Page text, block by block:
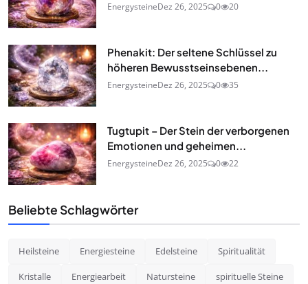
EnergysteineDez 26, 2025 0 20
Phenakit: Der seltene Schlüssel zu
höheren Bewusstseinsebenen...
EnergysteineDez 26, 2025 0 35
Tugtupit – Der Stein der verborgenen
Emotionen und geheimen...
EnergysteineDez 26, 2025 0 22
Beliebte Schlagwörter
Heilsteine Energiesteine Edelsteine Spiritualität
Kristalle Energiearbeit Natursteine spirituelle Steine